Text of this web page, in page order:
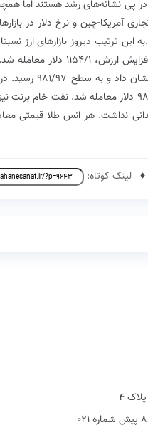
پی نشانه‌های رشد هستند اما
آمریکا-چین و نرخ دلار در
ترتیب دیروز بازارهای ارز
۶۰/۱۱۱ و تقریبا بدون تغییر،
برابر ۶ ارز معتبر
لینک کوتاه:
4